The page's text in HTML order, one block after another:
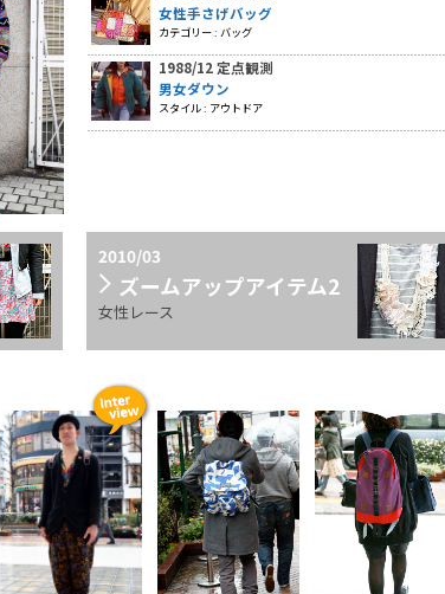
女性手さげバッグ
カテゴリー : バッグ
1988/12 定点観測
男女ダウン
スタイル : アウトドア
2010/03
ズームアップアイテム2
女性レース